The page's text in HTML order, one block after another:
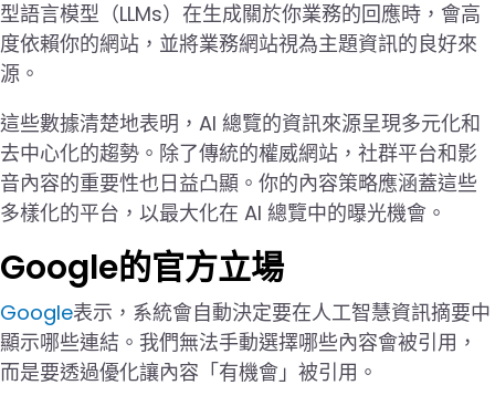
型語言模型（LLMs）在生成關於你業務的回應時，會高
度依賴你的網站，並將業務網站視為主題資訊的良好來
源。
這些數據清楚地表明，AI 總覽的資訊來源呈現多元化和
去中心化的趨勢。除了傳統的權威網站，社群平台和影
音內容的重要性也日益凸顯。你的內容策略應涵蓋這些
多樣化的平台，以最大化在 AI 總覽中的曝光機會。
Google的官方立場
Google表示，系統會自動決定要在人工智慧資訊摘要中
顯示哪些連結。我們無法手動選擇哪些內容會被引用，
而是要透過優化讓內容「有機會」被引用。